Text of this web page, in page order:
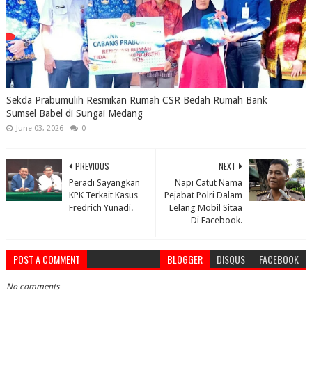
Sekda Prabumulih Resmikan Rumah CSR Bedah Rumah Bank
Sumsel Babel di Sungai Medang
June 03, 2026 0
NEXT
Napi Catut Nama
Pejabat Polri Dalam
Lelang Mobil Sitaa
Di Facebook.
PREVIOUS
Peradi Sayangkan
KPK Terkait Kasus
Fredrich Yunadi.
POST A COMMENT BLOGGER DISQUS FACEBOOK
No comments